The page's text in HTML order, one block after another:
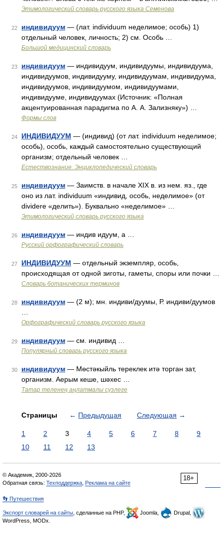
Этимологический словарь русского языка Семенова
22 индивидуум — (лат. individuum неделимое; особь) 1)
отдельный человек, личность; 2) см. Особь …
Большой медицинский словарь
23 индивидуум — индивидуум, индивидуумы, индивидуума,
индивидуумов, индивидууму, индивидуумам, индивидуума,
индивидуумов, индивидуумом, индивидуумами,
индивидууме, индивидуумах (Источник: «Полная
акцентуированная парадигма по А. А. Зализняку») …
Формы слов
24 ИНДИВИДУУМ — (индивид) (от лат. individuum неделимое;
особь), особь, каждый самостоятельно существующий
организм; отдельный человек …
Естествознание. Энциклопедический словарь
25 индивидуум — Заимств. в начале XIX в. из нем. яз., где
оно из лат. individuum «индивид, особь, неделимое» (от
dividere «делить»). Буквально «неделимое» …
Этимологический словарь русского языка
26 индивидуум — индив идуум, а …
Русский орфографический словарь
27 ИНДИВИДУУМ — отдельный экземпляр, особь,
происходящая от одной зиготы, гаметы, споры или почки …
Словарь ботанических терминов
28 индивидуум — (2 м); мн. индиви/дуумы, Р. индиви/дуумов
Орфографический словарь русского языка
29 индивидуум — см. индивид …
Популярный словарь русского языка
30 индивидуум — Мөстәкыйль тереклек итә торган зат,
организм. Аерым кеше, шәхес …
Татар теленең аңлатмалы сүзлеге
Страницы ← Предыдущая Следующая →
1 2 3 4 5 6 7 8
9
10
11 12 13
18+
© Академик, 2000-2026
Обратная связь: Техподдержка Реклама на сайте
👣 Путешествия
Экспорт словарей на сайты , сделанные на PHP, Joomla,
Drupal,
WordPress, MODx.